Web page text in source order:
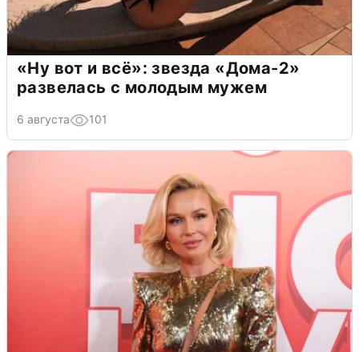
«Ну вот и всё»: звезда «Дома-2»
развелась с молодым мужем
6 августа 101